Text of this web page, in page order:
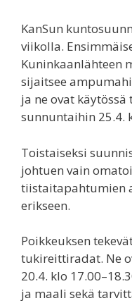
KanSun
viikolla.
Kuninkaanlähteen
sijaitsee
ja ne ovat
sunnuntaihin 25.4.
Toistaiseksi
johtuen vain
tiistaitapahtumien
erikseen.
Poikkeuksen
tukireittiradat. Ne
20.4. klo
ja maali sekä